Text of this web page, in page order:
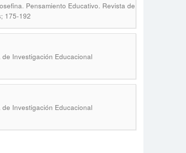
. Pensamiento Educativo. Revista de
175-192
Investigación Educacional
Investigación Educacional